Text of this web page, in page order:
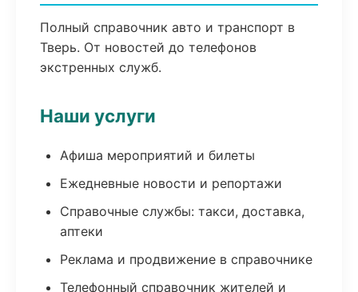
Полный справочник авто и транспорт в
Тверь. От новостей до телефонов
экстренных служб.
Наши услуги
Афиша мероприятий и билеты
Ежедневные новости и репортажи
Справочные службы: такси, доставка,
аптеки
Реклама и продвижение в справочнике
Телефонный справочник жителей и